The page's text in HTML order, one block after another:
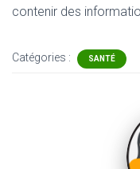
contenir des
Catégories : SANTÉ